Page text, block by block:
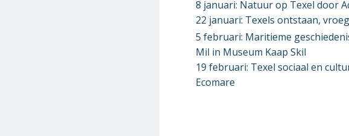
8 januari: Natuur op Texel door
22 januari: Texels ontstaan,
5 februari: Maritieme
Mil in Museum Kaap Skil
19 februari: Texel sociaal en
Ecomare